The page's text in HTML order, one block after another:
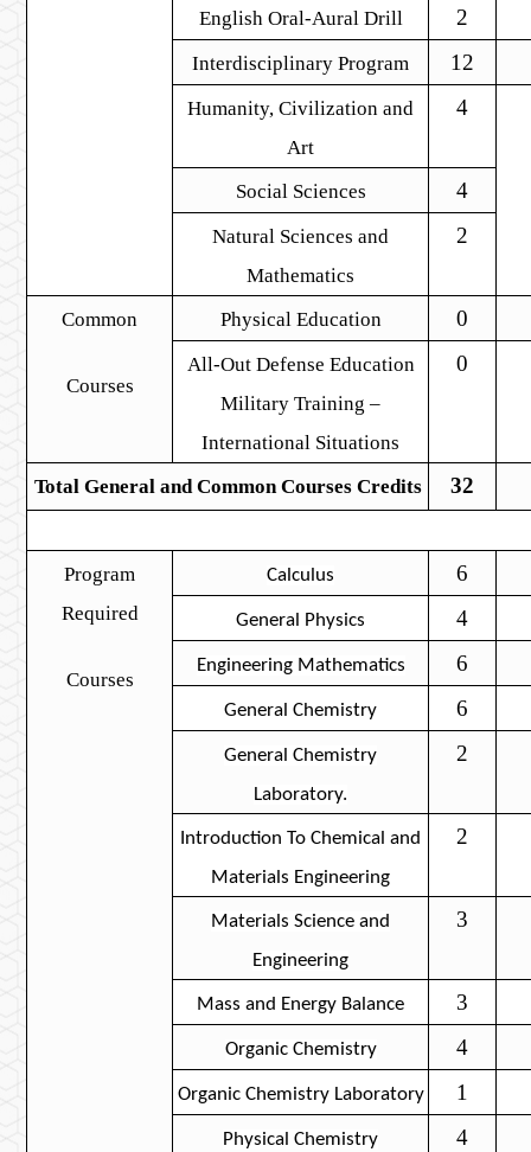
English Oral-Aural Drill 2
Interdisciplinary Program 12
Humanity, Civilization and
Art
4
Social Sciences 4
Natural Sciences and
Mathematics
2
Common
Courses
Physical Education 0
All-Out Defense Education
Military Training –
International Situations
0
Total General andCommonCourses Credits 32
Program
Required
Courses
Calculus 6
General Physics 4
Engineering Mathematics 6
General Chemistry 6
General Chemistry
Laboratory.
2
Introduction To Chemical and
Materials Engineering
2
Materials Science and
Engineering
3
Mass and Energy Balance 3
Organic Chemistry 4
Organic Chemistry Laboratory 1
Physical Chemistry 4